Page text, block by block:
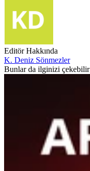
Editör Hakkında
K. Deniz Sönmezler
Bunlar da ilginizi çekebilir